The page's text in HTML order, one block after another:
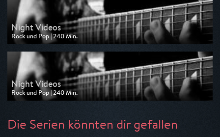
Night Videos
Rock und Pop | 240 Min.
Ausgestrahlt von MTV
am 01.08.2025, 02:00
Night Videos
Rock und Pop | 240 Min.
Ausgestrahlt von MTV
Die Serien könnten dir gefallen